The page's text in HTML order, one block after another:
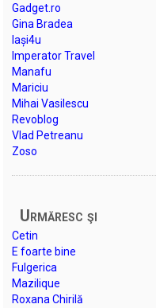
Gadget.ro
Gina Bradea
Iași4u
Imperator Travel
Manafu
Mariciu
Mihai Vasilescu
Revoblog
Vlad Petreanu
Zoso
Urmăresc şi
Cetin
E foarte bine
Fulgerica
Mazilique
Roxana Chirilă